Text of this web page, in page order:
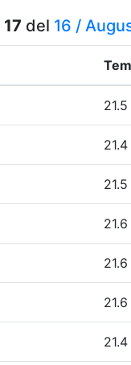
17 del 16 /
21.5
21.4
21.5
21.6
21.6
21.6
21.4